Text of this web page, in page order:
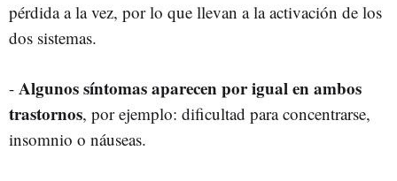
pérdida a la vez, por lo que llevan a la activación de los
dos sistemas.
- Algunos síntomas aparecen por igual en ambos
trastornos, por ejemplo: dificultad para concentrarse,
insomnio o náuseas.